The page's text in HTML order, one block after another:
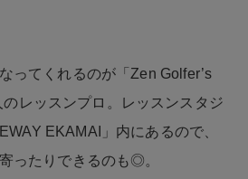
ってくれるのが「Zen Golfer’s
レッスンプロ。レッスンスタジ
EKAMAI」内にあるので、
ったりできるのも◎。